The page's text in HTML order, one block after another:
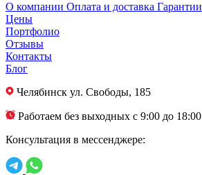
О компании Оплата и доставка Гарантии
Цены
Портфолио
Отзывы
Контакты
Блог
Челябинск ул. Свободы, 185
Работаем без выходных с 9:00 до 18:00
Консультация в мессенджере: